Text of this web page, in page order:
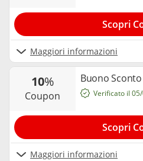
Maggiori informazioni
Scopri
10%
coupon
Buono Sconto
Maggiori informazioni
Verificato il
Scopri